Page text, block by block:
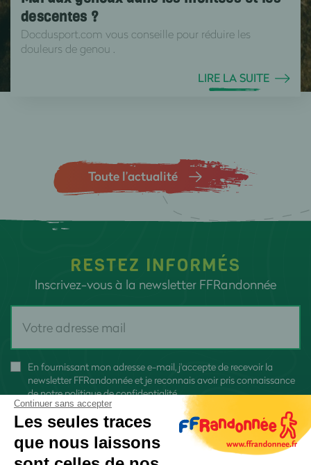
descentes ?
Docdusport.com vous conseille pour réduire les
douleurs de genou .
LIRE LA SUITE
Toute l’actualité
RESTEZ INFORMÉS
Inscrivez-vous à la newsletter FFRandonnée
En fournissant mon adresse e-mail, j'accepte de recevoir la
newsletter FFRandonnée et je reconnais avoir pris connaissance
denotre politique de confidentialité
Continuer sans accepter
Les seules traces
que nous laissons